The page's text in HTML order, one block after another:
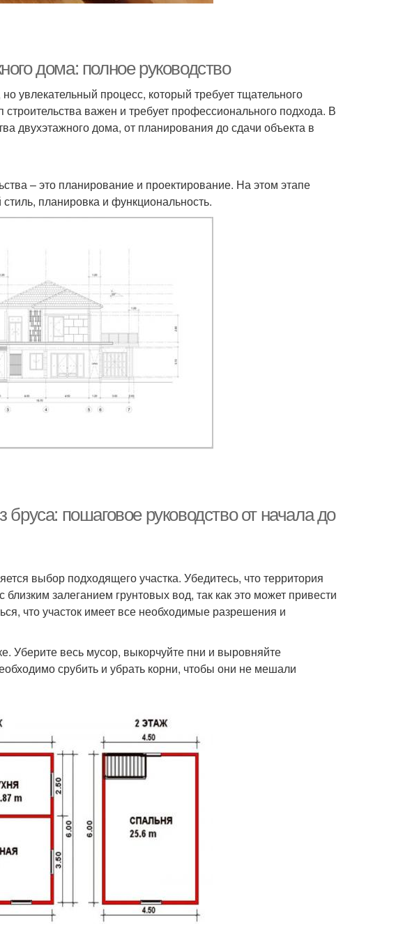
дома: полное руководство
увлекательный процесс, который требует тщательного
важен и требует профессионального подхода. В
двухэтажного дома, от планирования до сдачи объекта в
– это планирование и проектирование. На этом этапе
планировка и функциональность.
пошаговое руководство от начала до
выбор подходящего участка. Убедитесь, что территория
залеганием грунтовых вод, так как это может привести
что участок имеет все необходимые разрешения и
Уберите весь мусор, выкорчуйте пни и выровняйте
срубить и убрать корни, чтобы они не мешали